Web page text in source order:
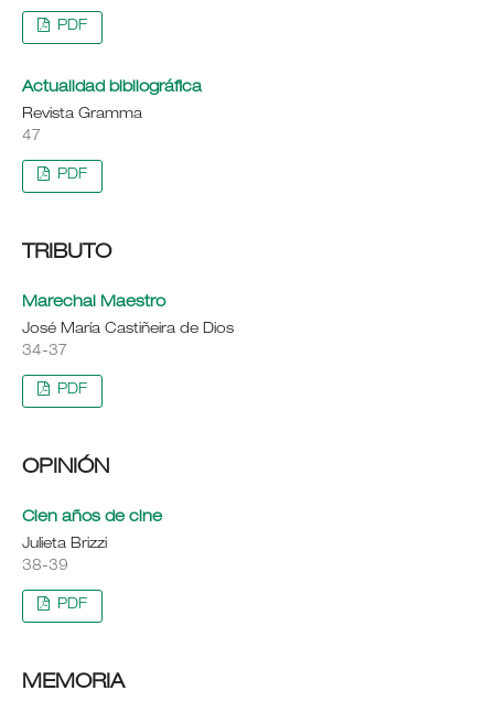
PDF
Actualidad bibliográfica
Revista Gramma
47
PDF
TRIBUTO
Marechal Maestro
José María Castiñeira de Dios
34-37
PDF
OPINIÓN
Cien años de cine
Julieta Brizzi
38-39
PDF
MEMORIA